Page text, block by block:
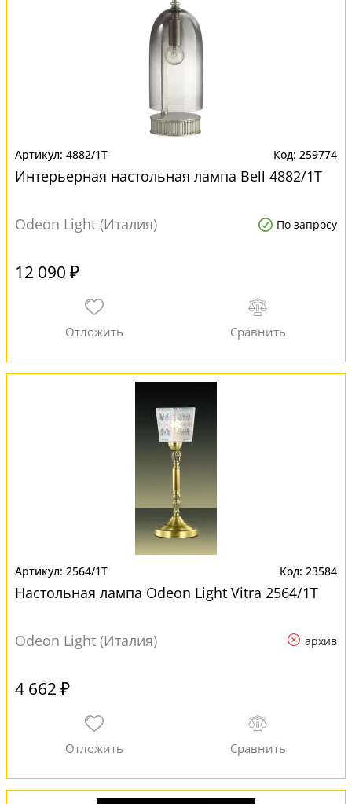
4882/1T 259774
Интерьерная настольная лампа Bell 4882/1T
Odeon Light (Италия) По запросу
12 090 ₽
2564/1T 23584
Настольная лампа Odeon Light Vitra 2564/1T
Odeon Light (Италия) архив
4 662 ₽